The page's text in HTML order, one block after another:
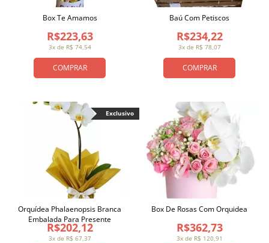
COMPRAR
3x de R$ 74,54
R$223,63
Box Te Amamos
COMPRAR
3x de R$ 78,07
R$234,22
Baú Com Petiscos
3x de R$ 67,37
R$202,12
Orquídea Phalaenopsis Branca
Embalada Para Presente
Exclusivo
3x de R$ 120,91
R$362,73
Box De Rosas Com Orquidea